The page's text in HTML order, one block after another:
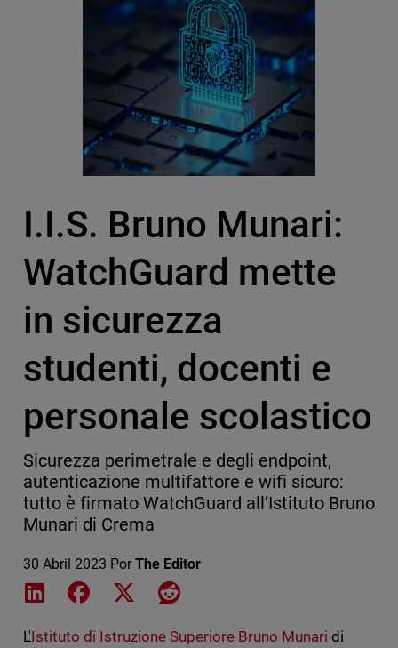
I.I.S. Bruno Munari:
WatchGuard mette
in sicurezza
studenti, docenti e
personale scolastico
Sicurezza perimetrale e degli endpoint,
autenticazione multifattore e wifi sicuro:
tutto è firmato WatchGuard all’Istituto Bruno
Munari di Crema
30 Abril 2023 Por The Editor
Share on LinkedIn
Share on Facebook
Share on XShare on Reddit
L'Istituto di Istruzione Superiore Bruno Munari di